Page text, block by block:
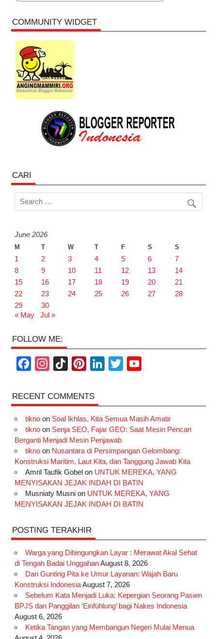
COMMUNITY WIDGET
CARI
June 2026
M T W T F S S
1 2 3 4 5 6
7
8
9 10 11 12 13
14
15
16 17 18 19 20
21
22
23 24 25 26 27
28
29
30
« May
Jul »
FOLLOW ME:
c
e
b
o
k
s
t
a
r
a
m
k
T
o
k
n
t
e
e
s
k
e
I
n
t
t
r
T
u
e
RECENT COMMENTS
tiknoon Soal Ikhlas, Kita Semua Masih Amatir
tiknoon Senja SEO, Fajar GEO: Saat Mesin Pencari
Berganti Menjadi Mesin Penjawab
tiknoon Nusantara di Persimpangan Gelombang:
Konstruksi Maritim, Laut Kita, dan Tanggung Jawab Kita
Amril Taufik Gobelon UNTUK MEREKA, YANG
MENYISAKAN JEJAK INDAH DI BATIN
Musniaty Musnion UNTUK MEREKA, YANG
MENYISAKAN JEJAK INDAH DI BATIN
POSTING TERAKHIR
Warga yang Dibingungkan Layar : Merawat Akal Sehat
di Tengah Badai UnggahanAugust 8, 2026
Dari Gunting Pita ke Umur Layanan: Wajah Baru
Konstruksi IndonesiaAugust 7, 2026
Sebelum Kata Menjadi Luka: Kepergian Seorang Pasien
BPJS dan Panggilan ‘Einfühlung’ bagi Nakes Indonesia
August 6, 2026
Ketika Tangan yang Membangun Negeri Mulai Menua